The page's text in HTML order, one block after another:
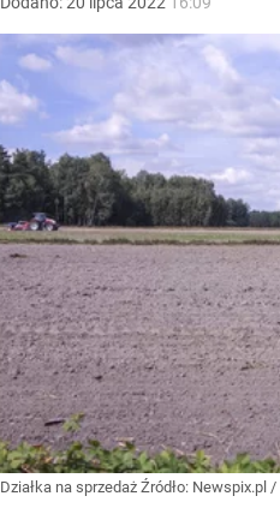
Działka na sprzedaż Źródło: Newspix.pl /